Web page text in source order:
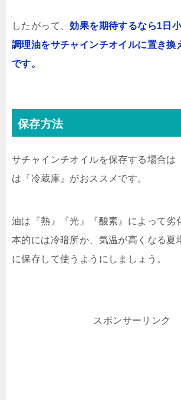
したがって、効果を期待するなら1日
調理油をサチャインチオイルに置き換
です。
保存方法
サチャインチオイルを保存する場合は
は『冷蔵庫』がおススメです。
油は『熱』『光』『酸素』によって劣
本的には冷暗所か、気温が高くなる夏
に保存して使うようにしましょう。
スポンサーリンク